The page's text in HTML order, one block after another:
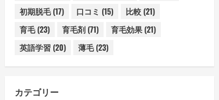
初期脱毛(17) 口コミ (15) 比較 (21)
育毛(23) 育毛剤 (71) 育毛効果 (21)
英語学習 (20) 薄毛(23)
カテゴリー